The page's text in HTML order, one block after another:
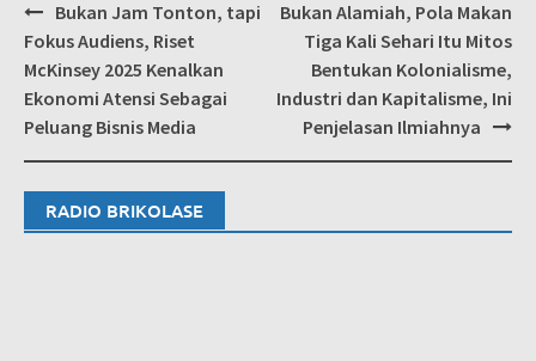
Post
navigation
Bukan Jam Tonton, tapi
Fokus Audiens, Riset
McKinsey 2025 Kenalkan
Ekonomi Atensi Sebagai
Peluang Bisnis Media
Bukan Alamiah, Pola Makan
Tiga Kali Sehari Itu Mitos
Bentukan Kolonialisme,
Industri dan Kapitalisme, Ini
Penjelasan Ilmiahnya
RADIO BRIKOLASE